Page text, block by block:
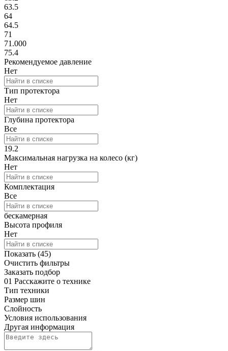
63.5
64
64.5
71
71.000
75.4
Рекомендуемое давление
Нет
Тип протектора
Нет
Глубина протектора
Все
19.2
Максимальная нагрузка на колесо (кг)
Нет
Комплектация
Все
бескамерная
Высота профиля
Нет
Показать (45)
Очистить фильтры
Заказать подбор
01 Расскажите о технике
Тип техники
Размер шин
Слойность
Условия использования
Другая информация